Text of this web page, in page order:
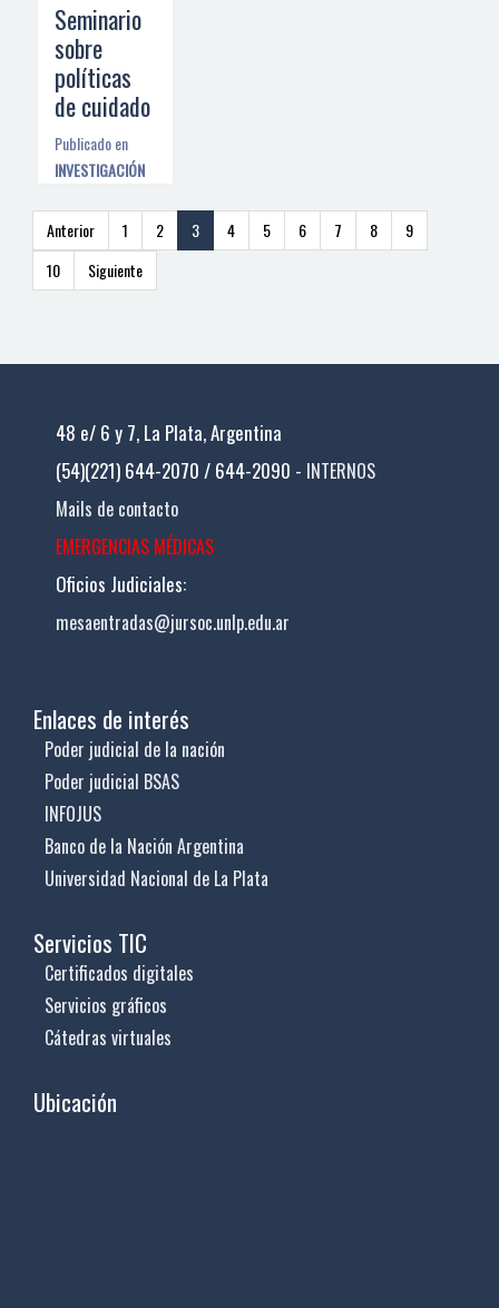
Seminario
sobre
políticas
de cuidado
Publicado en
INVESTIGACIÓN
Anterior 1 2 3 4 5 6 7 8
9
10
Siguiente
48 e/ 6 y 7, La Plata, Argentina
(54)(221) 644-2070 / 644-2090 - INTERNOS
Mails de contacto
EMERGENCIAS MÉDICAS
Oficios Judiciales:
mesaentradas@jursoc.unlp.edu.ar
Enlaces de interés
Poder judicial de la nación
Poder judicial BSAS
INFOJUS
Banco de la Nación Argentina
Universidad Nacional de La Plata
Servicios TIC
Certificados digitales
Servicios gráficos
Cátedras virtuales
Ubicación